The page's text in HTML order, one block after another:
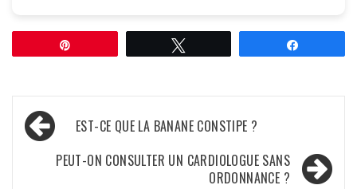
Navigation
de
l’article
EST-CE QUE LA BANANE CONSTIPE ?
PEUT-ON CONSULTER UN CARDIOLOGUE SANS
ORDONNANCE ?